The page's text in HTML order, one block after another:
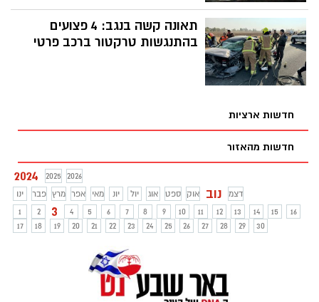
כבר זינקו בחודש יוני ב-10%, בתחילת השנה
צפוי זינוק של עשרות אחוזים במחירי
הנסיעה, כחלק מהגזירות הכלכליות. הנפגעים
תאונה קשה בנגב: 4 פצועים
בהתנגשות טרקטור ברכב פרטי
חדשות ארציות
חדשות מהאזור
2024 2025
2026
ינו
פבר מרץ אפר מאי יונ יול אוג ספט אוק נוב
דצמ
1
2 3 4 5 6 7 8 9 10 11 12 13 14 15
16
17
18 19 20 21 22 23 24 25 26 27 28 29 30